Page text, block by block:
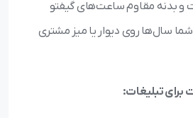
و بدنه مقاوم ساعت‌های گیفتو
سال‌ها روی دیوار یا میز مشتری
برای تبلیغات: